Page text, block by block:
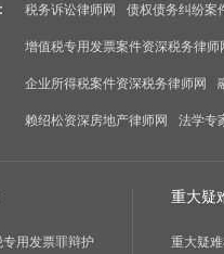
税务诉讼律师网 债权债务纠纷案
增值税专用发票案件资深税务律师
企业所得税案件资深税务律师网
赖绍松资深房地产律师网 法学专
专用发票罪辩护
重大疑
重大疑